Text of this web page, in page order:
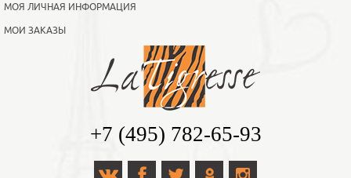
МОЯ ЛИЧНАЯ ИНФОРМАЦИЯ
МОИ ЗАКАЗЫ
+7 (495) 782-65-93